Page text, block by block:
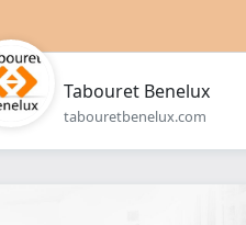
Tabouret Benelux
tabouretbenelux.com